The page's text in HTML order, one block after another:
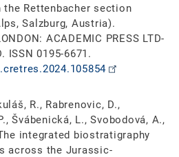
the Rettenbacher section
Salzburg, Austria).
ACADEMIC PRESS LTD-
ISSN 0195-6671.
R., Rabrenovic, D.,
Švábenická, L., Svobodová, A.,
integrated biostratigraphy
across the Jurassic-